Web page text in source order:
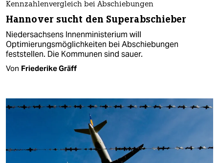
Kennzahlenvergleich bei Abschiebungen
Hannover sucht den Superabschieber
Niedersachsens Innenministerium will
Optimierungsmöglichkeiten bei Abschiebungen
feststellen. Die Kommunen sind sauer.
Von Friederike Gräff